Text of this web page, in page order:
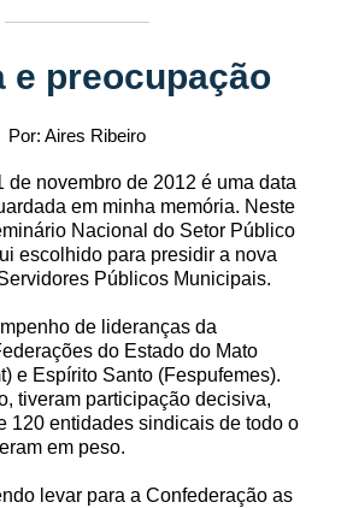
e preocupação
Por: Aires Ribeiro
de novembro de 2012 é uma data
em minha memória. Neste
Nacional do Setor Público
escolhido para presidir a nova
Públicos Municipais.
de lideranças da
do Estado do Mato
e Espírito Santo (Fespufemes).
tiveram participação decisiva,
120 entidades sindicais de todo o
em peso.
levar para a Confederação as